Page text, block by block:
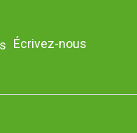
Écrivez-nous